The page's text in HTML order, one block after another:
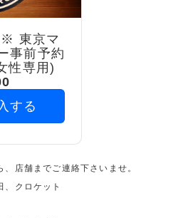
東京マ
事前予約
性専用)
する
店舗までご連絡下さいませ。
クロケット